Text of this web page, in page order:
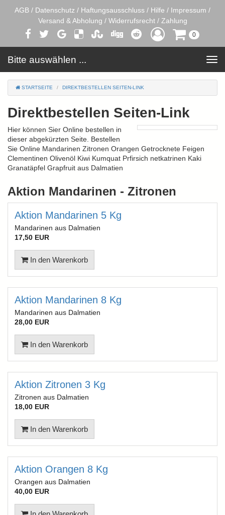
AGB / Datenschutz / Haftungsausschluss / Hilfe / Impressum /
Versand & Abholung / Widerrufsrecht / Zahlung
0
Bitte auswählen ...
STARTSEITE DIREKTBESTELLEN SEITEN-LINK
Direktbestellen Seiten-Link
Hier können Sier Online bestellen in
dieser abgekürzten Seite. Bestellen
Sie Online Mandarinen Zitronen Orangen Getrocknete Feigen
Clementinen Olivenöl Kiwi Kumquat Prfirsich netkatrinen Kaki
Granatäpfel Grapfruit aus Dalmatien
Aktion Mandarinen - Zitronen
Aktion Mandarinen 5 Kg
Mandarinen aus Dalmatien
17,50 EUR
In den Warenkorb
Aktion Mandarinen 8 Kg
Mandarinen aus Dalmatien
28,00 EUR
In den Warenkorb
Aktion Zitronen 3 Kg
Zitronen aus Dalmatien
18,00 EUR
In den Warenkorb
Aktion Orangen 8 Kg
Orangen aus Dalmatien
40,00 EUR